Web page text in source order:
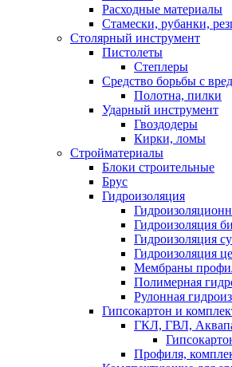
Расходные материалы
Стамески, рубанки,
Столярный инструмент
Пистолеты
Степлеры
Средство борьбы с
Полотна, пилки
Ударный инструмент
Гвоздодеры
Кирки, ломы
Стройматериалы
Блоки строительные
Брус
Гидроизоляция
Гидроизоляция
Гидроизоляция
Гидроизоляция
Мембраны
Полимерная
Рулонная
Гипсокартон и
ГКЛ, ГВЛ,
Профиля,